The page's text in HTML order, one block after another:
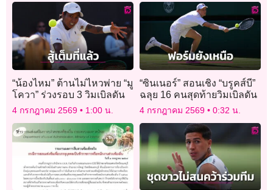
“น้องไหม” ต้านไม่ไหวพ่าย “มู
โควา” ร่วงรอบ 3 วิมเบิลดัน
4 กรกฎาคม 2569 1:00 น.
“ซินเนอร์” สอนเชิง “บรูคส์บี”
ฉลุย 16 คนสุดท้ายวิมเบิลดัน
4 กรกฎาคม 2569 0:32 น.